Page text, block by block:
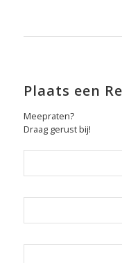
Plaats een
Meepraten?
Draag gerust bij!